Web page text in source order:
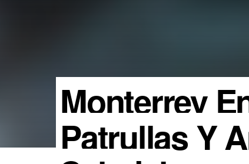
Monterrey
Patrullas Y